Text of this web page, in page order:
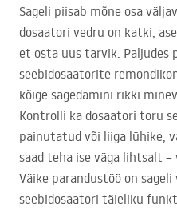
Sageli piisab mõne osa
dosaatori vedru on katki,
et osta uus tarvik. Paljudes
seebidosaatorite
kõige sagedamini rikki
Kontrolli ka dosaatori toru
painutatud või liiga lühike,
saad teha ise väga lihtsalt
Väike parandustöö on
seebidosaatori täieliku